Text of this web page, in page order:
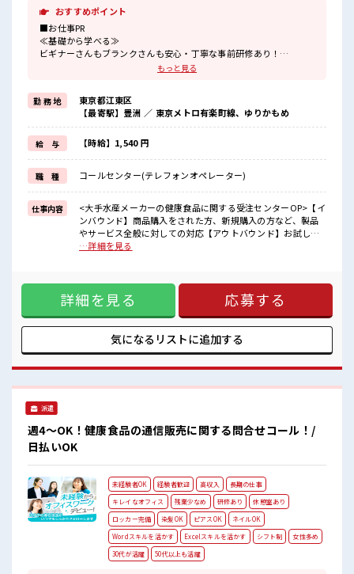
おすすめポイント
■お仕事PR
≪基礎から学べる≫
ビギナーさんもブランクさんも安心・丁寧な事前研修あり！
≪プライベートが充実する≫
場合によってはお願いすることもありますが、
残業はほとんどナシ！
≪ヘアカラーOKで自由な雰囲気の職場≫
明るすぎたり奇抜でなければ基本的に自由！
(規定有)≪自分に合った期間で働ける≫
福利厚生が整った派遣のお仕事です！
■職場の雰囲気
女性多めで休み時間は女子トークがあふれる職場です！
もちろん男性の応募もOKですよ！
キバツ過ぎなければ髪色・髪型は自由！
あなたの個性を大事にできます♪
もっと見る
勤 務 地
東京都江東区
【最寄駅】豊洲 ／ 東京メトロ有楽町線、ゆりかもめ
給 与 【時給】1,540 円
職 種 コールセンター(テレフォンオペレーター)
仕事内容
<大手水産メーカーの健康食品に関する受注センターOP>【イ
ンバウンド】商品購入をされた方、新規購入の方など、製品
やサービス全般に対しての対応【アウトバウンド】お試し商
品をご購入いただいたお客様へ架電し感想伺いと、お得な定
研修あり！ ≪女性も働きやすい職場≫ もちろん男性の応募も
歓迎ですよ！ ≪プライベートが充実する≫ 場合によってはお
願いすることもありますが、 残業はほとんどナシ！ ≪ヘアカ
ラーOKで自由な雰囲気の職場≫ 明るすぎたり奇抜でなければ
基本的に自由！ (規定有)≪自分に合った期間で働ける≫ 福利
厚生が整った派遣のお仕事です！ ■職場の雰囲気 女性多めで
応募もOKですよ！ キバツ過ぎなければ髪色・髪型は自由！
あなたの個性を大事にできます♪
…詳細を見る
詳細を見る 応募する
気になるリストに追加する
派遣
週4～OK！健康食品の通信販売に関する問合せコール！/
日払いOK
未経験者OK 経験者歓迎 高収入
長期の仕事
キレイなオフィス
残業少なめ 研修あり
休憩室あり
ロッカー完備
染髪OK ピアスOK
ネイルOK
Wordスキルを活かす
Excelスキルを活かす シフト制
女性多め
30代が活躍
50代以上も活躍